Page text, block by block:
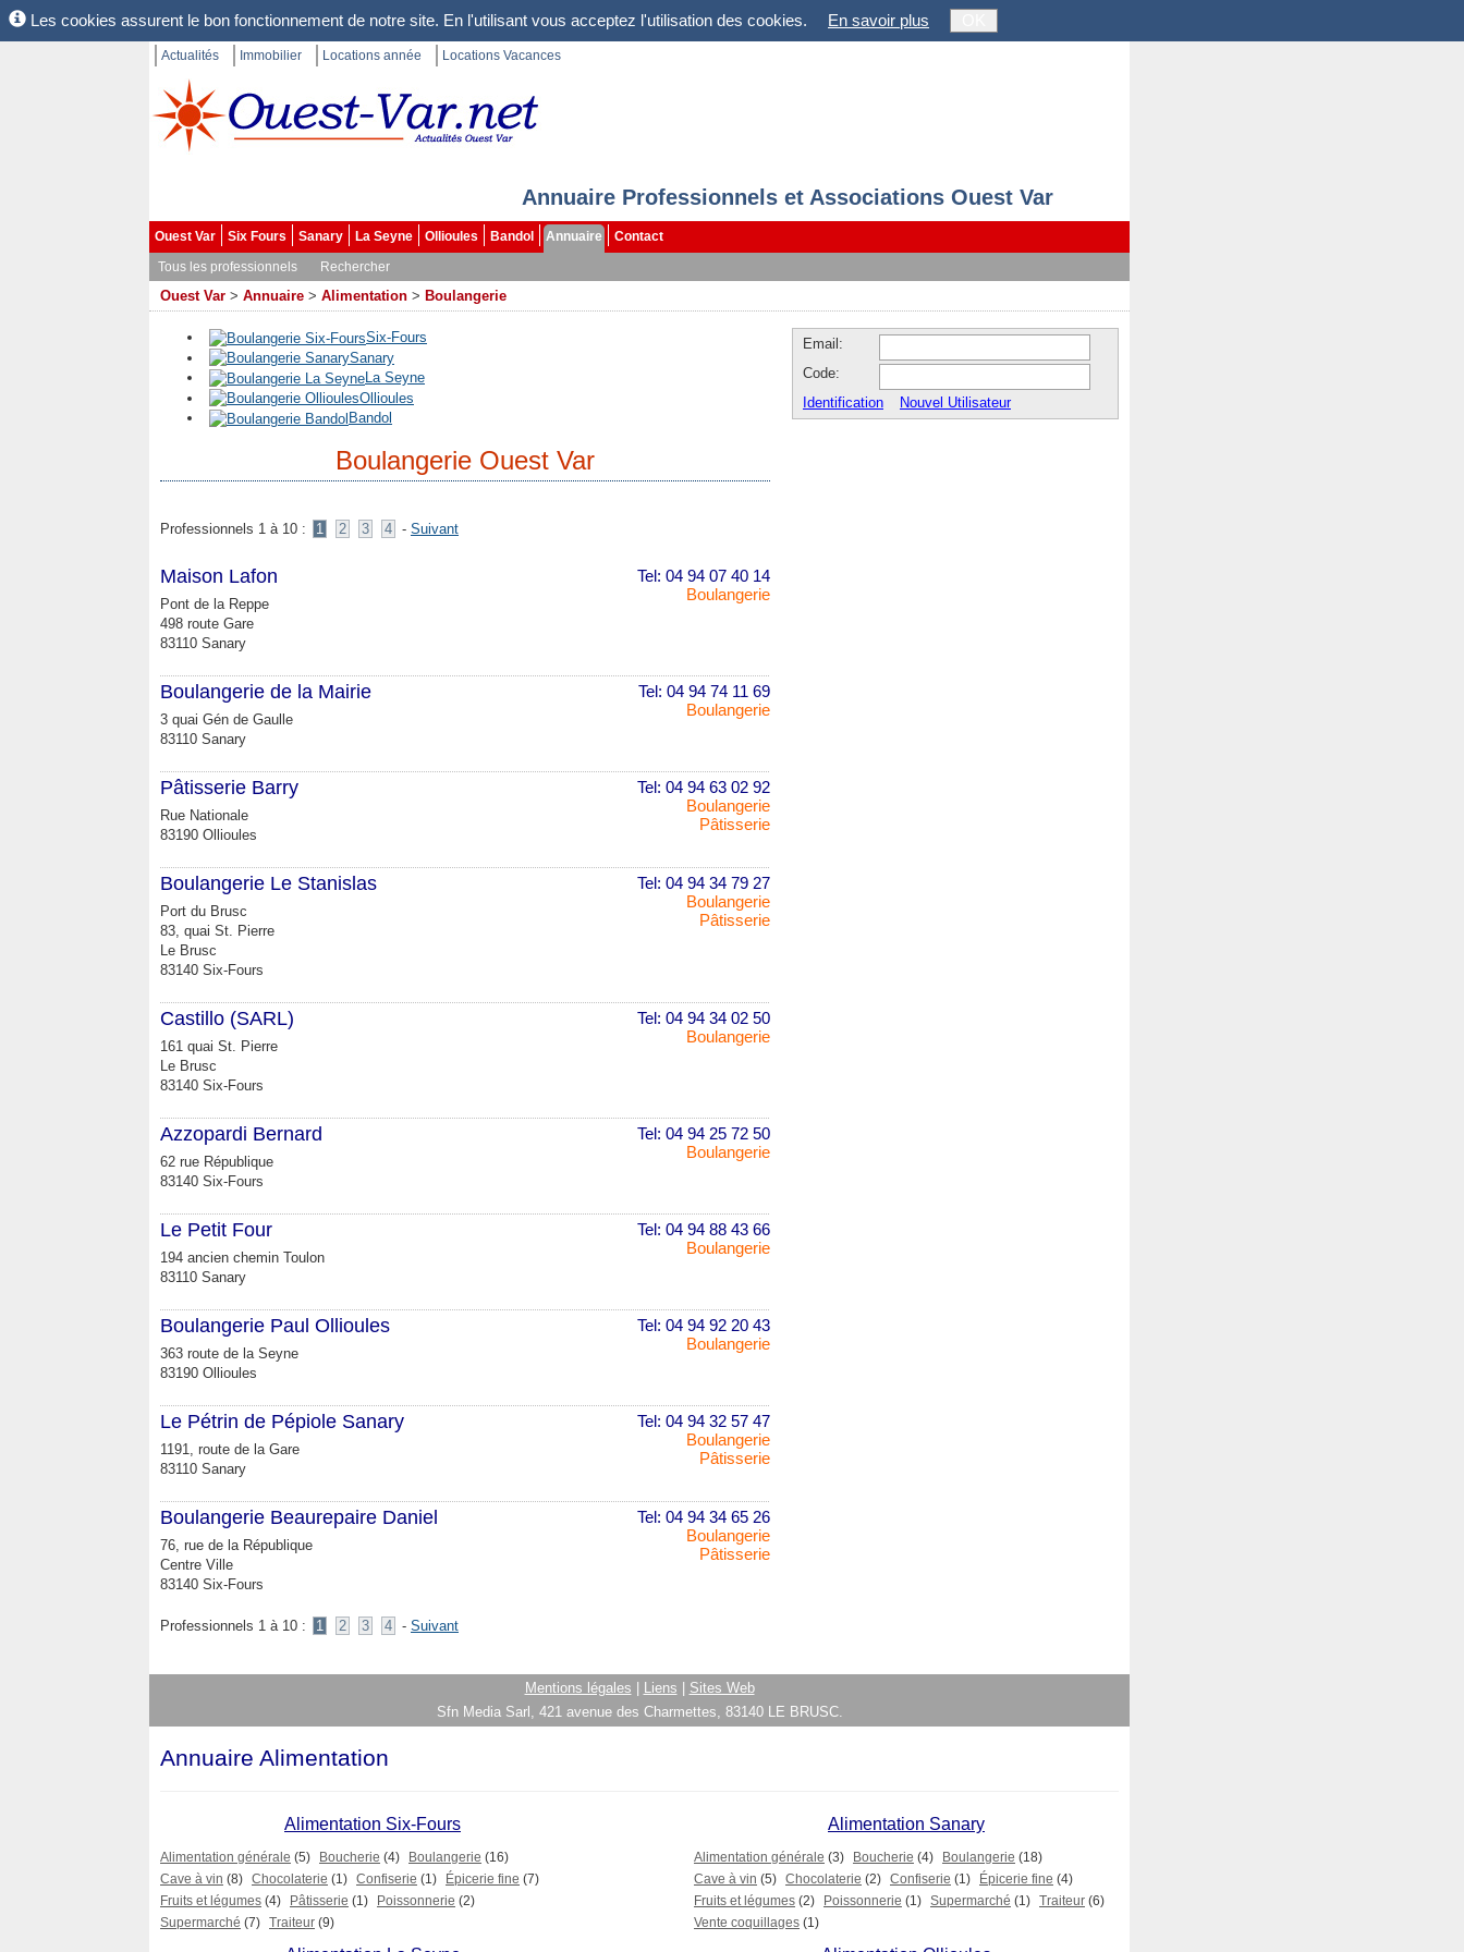
Les cookies assurent le bon fonctionnement de notre site. En l'utilisant vous acceptez l'utilisation des cookies. En savoir plus
Actualités Immobilier Locations année Locations Vacances
Annuaire Professionnels et Associations Ouest Var
Ouest Var Six Fours Sanary La Seyne Ollioules Bandol Annuaire
Contact
Tous les professionnels
Rechercher
Ouest Var > Annuaire > Alimentation > Boulangerie
Six-Fours
Sanary
La Seyne
Ollioules
Bandol
Boulangerie Ouest Var
Professionnels 1 à 10 : 1 2 3 4 - Suivant
Tel: 04 94 07 40 14
Boulangerie
Maison Lafon
Pont de la Reppe
498 route Gare
83110 Sanary
Tel: 04 94 74 11 69
Boulangerie
Boulangerie de la Mairie
3 quai Gén de Gaulle
83110 Sanary
Tel: 04 94 63 02 92
Boulangerie
Pâtisserie
Pâtisserie Barry
Rue Nationale
83190 Ollioules
Tel: 04 94 34 79 27
Boulangerie
Pâtisserie
Boulangerie Le Stanislas
Port du Brusc
83, quai St. Pierre
Le Brusc
83140 Six-Fours
Tel: 04 94 34 02 50
Boulangerie
Castillo (SARL)
161 quai St. Pierre
Le Brusc
83140 Six-Fours
Tel: 04 94 25 72 50
Boulangerie
Azzopardi Bernard
62 rue République
83140 Six-Fours
Tel: 04 94 88 43 66
Boulangerie
Le Petit Four
194 ancien chemin Toulon
83110 Sanary
Tel: 04 94 92 20 43
Boulangerie
Boulangerie Paul Ollioules
363 route de la Seyne
83190 Ollioules
Tel: 04 94 32 57 47
Boulangerie
Pâtisserie
Le Pétrin de Pépiole Sanary
1191, route de la Gare
83110 Sanary
Tel: 04 94 34 65 26
Boulangerie
Pâtisserie
Boulangerie Beaurepaire Daniel
76, rue de la République
Centre Ville
83140 Six-Fours
Professionnels 1 à 10 : 1 2 3 4 - Suivant
Email:
Code:
Identification
Nouvel Utilisateur
Mentions légales Liens
Sites Web
Sfn Media Sarl, 421 avenue des Charmettes, 83140 LE BRUSC.
Annuaire Alimentation
Alimentation Six-Fours
Alimentation générale (5) Boucherie (4) Boulangerie (16)
Cave à vin (8) Chocolaterie (1) Confiserie (1) Épicerie fine (7)
Fruits et légumes (4) Pâtisserie (1) Poissonnerie (2)
Supermarché (7) Traiteur (9)
Alimentation Sanary
Alimentation générale (3) Boucherie (4) Boulangerie (18)
Cave à vin (5) Chocolaterie (2) Confiserie (1) Épicerie fine (4)
Fruits et légumes (2) Poissonnerie (1) Supermarché (1) Traiteur (6)
Vente coquillages (1)